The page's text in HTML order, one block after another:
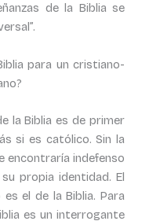
de la Biblia se
para un cristiano-
la Biblia es de primer
si es católico. Sin la
encontraría indefenso
propia identidad. El
el de la Biblia. Para
es un interrogante